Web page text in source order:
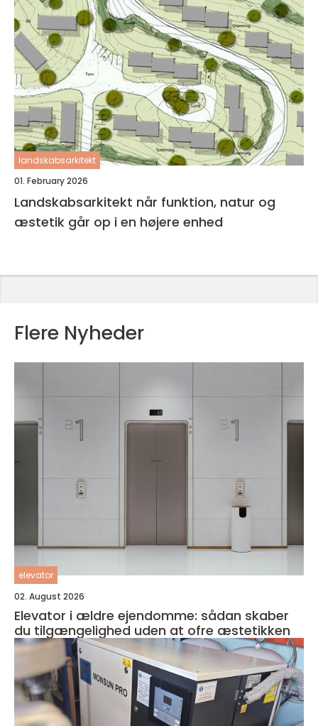
landskabsarkitekt
01. February 2026
Landskabsarkitekt når funktion, natur og
æstetik går op i en højere enhed
Flere Nyheder
elevator
02. August 2026
Elevator i ældre ejendomme: sådan skaber
du tilgængelighed uden at ofre æstetikken